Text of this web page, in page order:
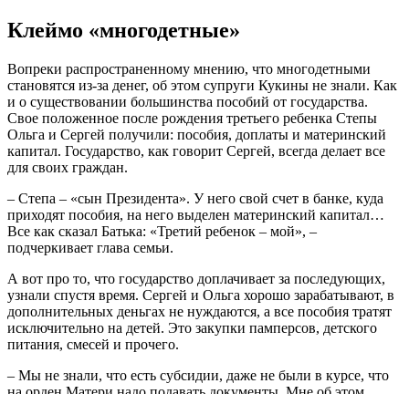
Клеймо «многодетные»
Вопреки распространенному мнению, что многодетными
становятся из-за денег, об этом супруги Кукины не знали. Как
и о существовании большинства пособий от государства.
Свое положенное после рождения третьего ребенка Степы
Ольга и Сергей получили: пособия, доплаты и материнский
капитал. Государство, как говорит Сергей, всегда делает все
для своих граждан.
– Степа – «сын Президента». У него свой счет в банке, куда
приходят пособия, на него выделен материнский капитал…
Все как сказал Батька: «Третий ребенок – мой», –
подчеркивает глава семьи.
А вот про то, что государство доплачивает за последующих,
узнали спустя время. Сергей и Ольга хорошо зарабатывают, в
дополнительных деньгах не нуждаются, а все пособия тратят
исключительно на детей. Это закупки памперсов, детского
питания, смесей и прочего.
– Мы не знали, что есть субсидии, даже не были в курсе, что